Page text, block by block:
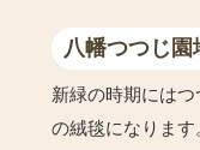
八幡つつじ園
新緑の時期には
の絨毯になりま